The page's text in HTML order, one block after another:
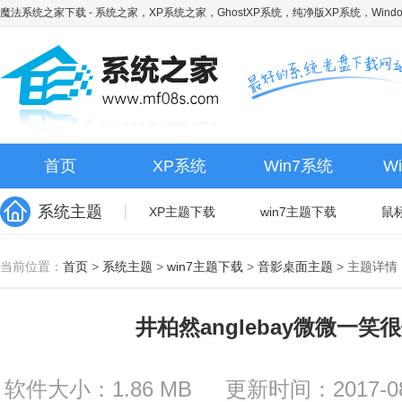
魔法系统之家下载 - 系统之家，XP系统之家，GhostXP系统，纯净版XP系统，
首页 XP系统 Win7系统
系统主题 XP主题下载 win7主题下载 鼠
当前位置： 首页 > 系统主题 > win7主题下载 > 音影桌面主题 > 主题详情
井柏然anglebay微微一笑
软件大小：1.86 MB 更新时间：2017-